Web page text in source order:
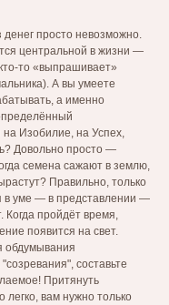
просто невозможно.
центральной в жизни —
то «выпрашивает»
А вы умеете
а именно
на Изобилие, на Успех,
Довольно просто —
семена сажают в землю,
Правильно, только
в уме — в представлении —
Когда пройдёт время,
появится на свет.
обдумывания
составьте
Притянуть
легко, вам нужно только